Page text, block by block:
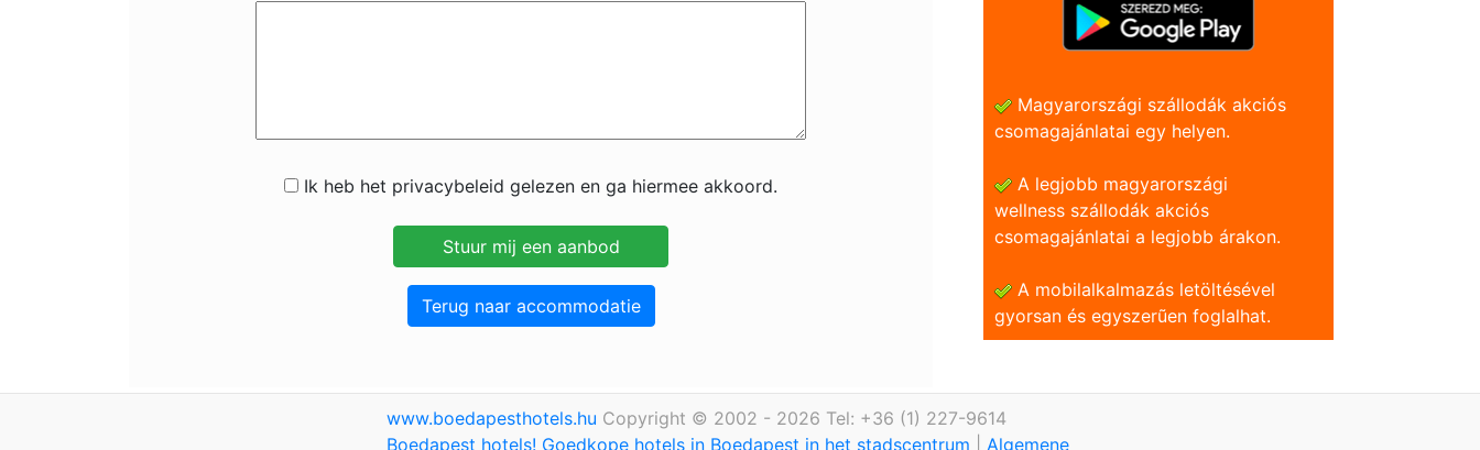
Ik heb het privacybeleid gelezen en ga hiermee akkoord.
Terug naar accommodatie
Magyarországi szállodák akciós
csomagajánlatai egy helyen.
A legjobb magyarországi
wellness szállodák akciós
csomagajánlatai a legjobb árakon.
A mobilalkalmazás letöltésével
gyorsan és egyszerũen foglalhat.
www.boedapesthotels.hu Copyright © 2002 - 2026 Tel: +36 (1) 227-9614
Boedapest hotels! Goedkope hotels in Boedapest in het stadscentrum
Algemene